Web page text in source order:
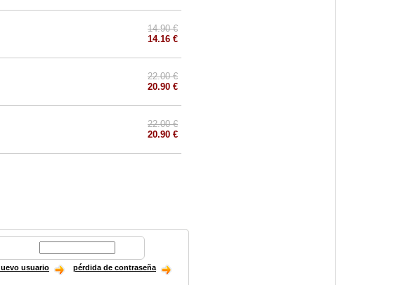
14.90 €
14.16 €
22.00 €
20.90 €
22.00 €
20.90 €
usuario pérdida de contraseña